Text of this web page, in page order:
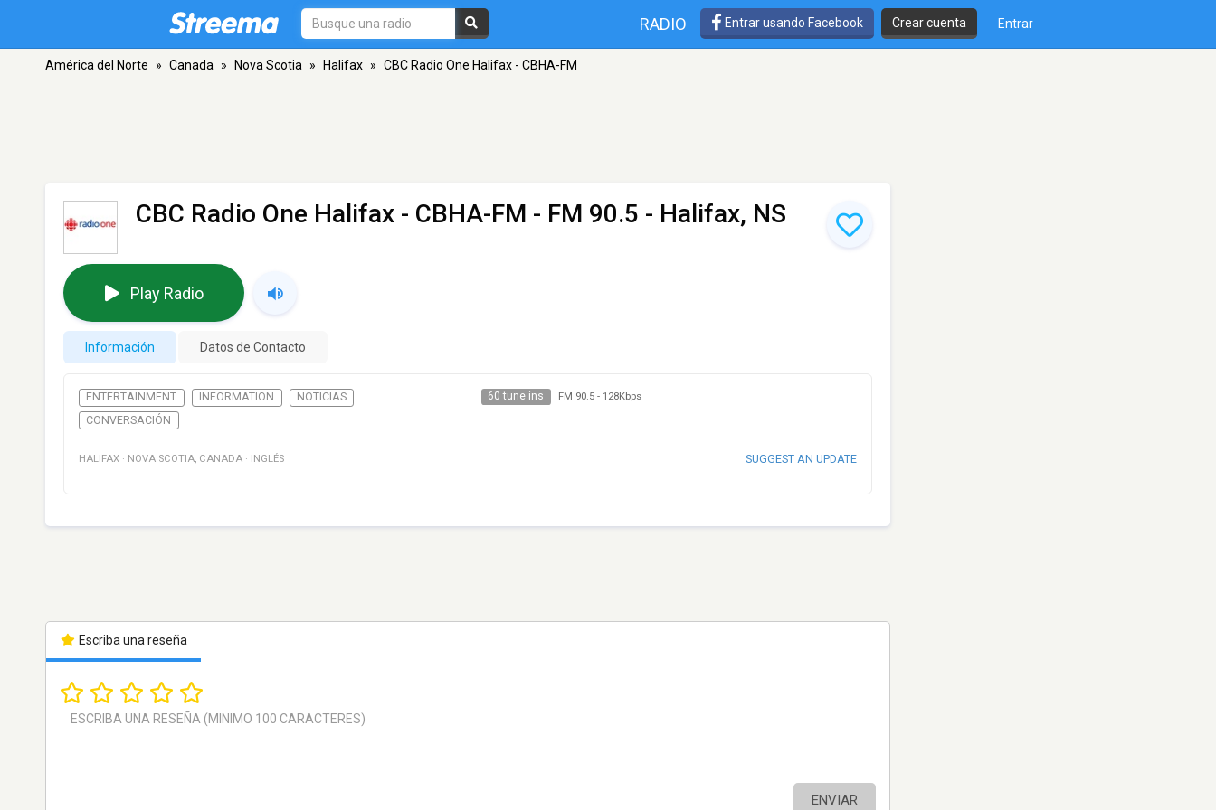
RADIO Entrar usando Facebook Crear cuenta Entrar
América del Norte » Canada » Nova Scotia » Halifax » CBC Radio One Halifax - CBHA-FM
CBC Radio One Halifax - CBHA-FM - FM 90.5 - Halifax, NS
Play Radio
Información Datos de Contacto
ENTERTAINMENT INFORMATION
NOTICIAS
CONVERSACIÓN
60 tune ins FM 90.5- 128Kbps
HALIFAX · NOVA SCOTIA, CANADA · INGLÉS SUGGEST AN UPDATE
Escriba una reseña
ENVIAR